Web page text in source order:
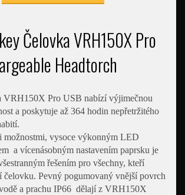
Čelovka VRH150X Pro
Headtorch
VRH150X Pro USB nabízí výjimečnou
a poskytuje až 364 hodin nepřetržitého
možnostmi, vysoce výkonným LED
a vícenásobným nastavením paprsku je
řešením pro všechny, kteří
Pevný pogumovaný vnější povrch
a prachu IP66 dělají z VRH150X